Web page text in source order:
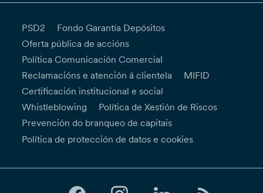
PSD2
Fondo Garantía Depósitos
Oferta pública de accións
Política Comunicación Comercial
Reclamacións e atención á clientela
MIFID
Certificación institucional e social
Whistleblowing
Política de Xestión de Riscos
Prevención do branqueo de capitais
Política de protección de datos e cookies